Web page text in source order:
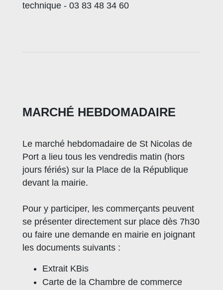
technique - 03 83 48 34 60
MARCHÉ HEBDOMADAIRE
Le marché hebdomadaire de St Nicolas de
Port a lieu tous les vendredis matin (hors
jours fériés) sur la Place de la République
devant la mairie.
Pour y participer, les commerçants peuvent
se présenter directement sur place dès 7h30
ou faire une demande en mairie en joignant
les documents suivants :
Extrait KBis
Carte de la Chambre de commerce